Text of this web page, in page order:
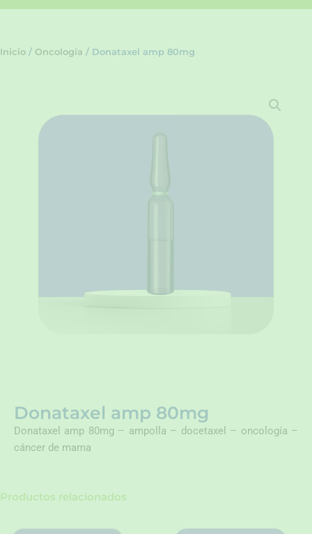
Inicio / Oncología / Donataxel amp 80mg
Donataxel amp 80mg
Donataxel amp 80mg – ampolla – docetaxel – oncología –
cáncer de mama
Productos relacionados